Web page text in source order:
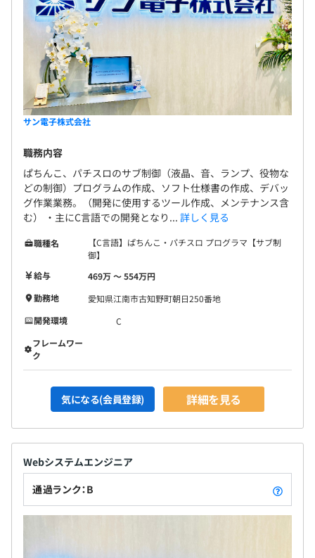
サン電子株式会社
職務内容
ぱちんこ、パチスロのサブ制御（液晶、音、ランプ、役物な
どの制御）プログラムの作成、ソフト仕様書の作成、デバッ
グ作業業務。（開発に使用するツール作成、メンテナンス含
む） ・主にC言語での開発となり... 詳しく見る
職種名
【C言語】ぱちんこ・パチスロ プログラマ【サブ制
御】
給与
469万 〜 554万円
勤務地
愛知県江南市古知野町朝日250番地
開発環境
C
フレームワー
ク
気になる(会員登録) 詳細を見る
Webシステムエンジニア
通過ランク：B